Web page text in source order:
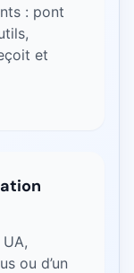
: pont
et
ou d’un